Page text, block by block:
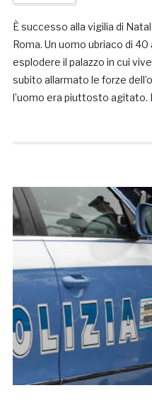
È successo alla vigilia di
Roma. Un uomo ubriaco di
esplodere il palazzo in cui
subito allarmato le forze
l’uomo era piuttosto agitato.